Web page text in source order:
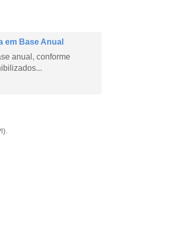
em Base Anual
anual, conforme
).